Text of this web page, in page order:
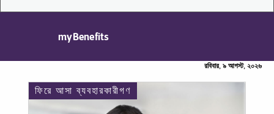
myBenefits
রবিবার, ৯ আগস্ট, ২০২৬
ফিরে আসা ব্যবহারকারীগণ